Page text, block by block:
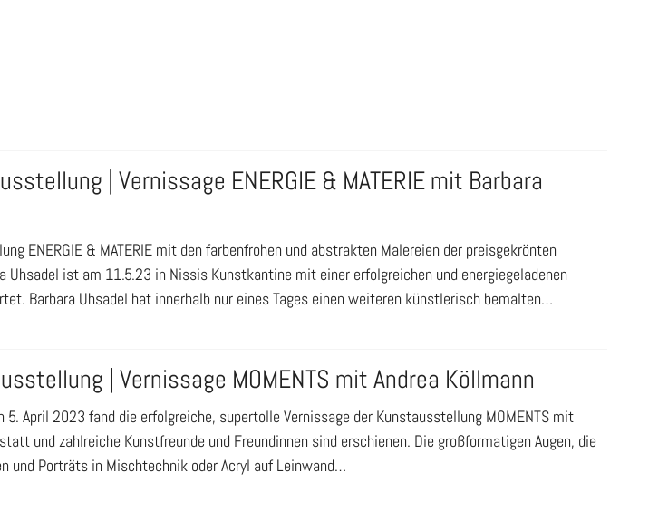
| Vernissage ENERGIE & MATERIE mit Barbara
ENERGIE & MATERIE mit den farbenfrohen und abstrakten Malereien der preisgekrönten
Uhsadel ist am 11.5.23 in Nissis Kunstkantine mit einer erfolgreichen und energiegeladenen
Barbara Uhsadel hat innerhalb nur eines Tages einen weiteren künstlerisch bemalten…
| Vernissage MOMENTS mit Andrea Köllmann
5. April 2023 fand die erfolgreiche, supertolle Vernissage der Kunstausstellung MOMENTS mit
und zahlreiche Kunstfreunde und Freundinnen sind erschienen. Die großformatigen Augen, die
und Porträts in Mischtechnik oder Acryl auf Leinwand…